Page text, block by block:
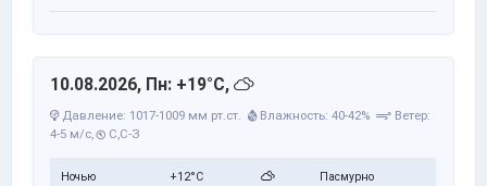
10.08.2026, Пн: +19°C,
Давление: 1017-1009 мм рт.ст. Влажность: 40-42%
Ветер:
4-5 м/с,
С,С-З
Ночью +12°C Пасмурно